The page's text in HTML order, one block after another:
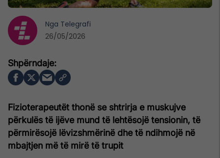
Fizioterapeutët thonë se shtrirja e muskujve
përkulës të ijëve mund të lehtësojë tensionin, të
përmirësojë lëvizshmërinë dhe të ndihmojë në
mbajtjen më të mirë të trupit
Nga Telegrafi
26/05/2026